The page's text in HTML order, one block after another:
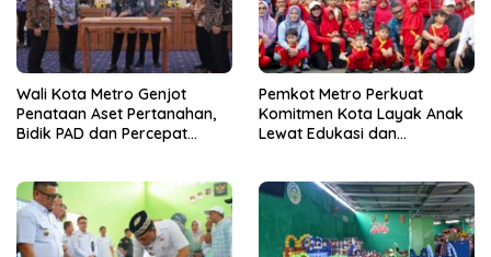
Wali Kota Metro Genjot
Penataan Aset Pertanahan,
Bidik PAD dan Percepat
Pemkot Metro Perkuat
Komitmen Kota Layak Anak
Lewat Edukasi dan